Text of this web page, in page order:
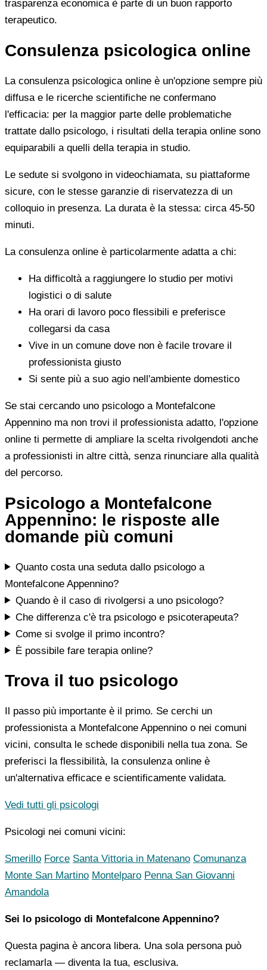
trasparenza economica è parte di un buon rapporto
terapeutico.
Consulenza psicologica online
La consulenza psicologica online è un'opzione sempre più
diffusa e le ricerche scientifiche ne confermano
l'efficacia: per la maggior parte delle problematiche
trattate dallo psicologo, i risultati della terapia online sono
equiparabili a quelli della terapia in studio.
Le sedute si svolgono in videochiamata, su piattaforme
sicure, con le stesse garanzie di riservatezza di un
colloquio in presenza. La durata è la stessa: circa 45-50
minuti.
La consulenza online è particolarmente adatta a chi:
Ha difficoltà a raggiungere lo studio per motivi
logistici o di salute
Ha orari di lavoro poco flessibili e preferisce
collegarsi da casa
Vive in un comune dove non è facile trovare il
professionista giusto
Si sente più a suo agio nell'ambiente domestico
Se stai cercando uno psicologo a Montefalcone
Appennino ma non trovi il professionista adatto, l'opzione
online ti permette di ampliare la scelta rivolgendoti anche
a professionisti in altre città, senza rinunciare alla qualità
del percorso.
Psicologo a Montefalcone
Appennino: le risposte alle
domande più comuni
Quanto costa una seduta dallo psicologo a
Montefalcone Appennino?
Quando è il caso di rivolgersi a uno psicologo?
Che differenza c'è tra psicologo e psicoterapeuta?
Come si svolge il primo incontro?
È possibile fare terapia online?
Trova il tuo psicologo
Il passo più importante è il primo. Se cerchi un
professionista a Montefalcone Appennino o nei comuni
vicini, consulta le schede disponibili nella tua zona. Se
preferisci la flessibilità, la consulenza online è
un'alternativa efficace e scientificamente validata.
Vedi tutti gli psicologi
Psicologi nei comuni vicini:
Smerillo Force Santa Vittoria in Matenano Comunanza
Monte San Martino Montelparo Penna San Giovanni
Amandola
Sei lo psicologo di Montefalcone Appennino?
Questa pagina è ancora libera. Una sola persona può
reclamarla — diventa la tua, esclusiva.